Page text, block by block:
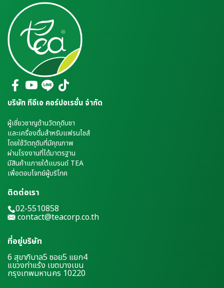
บริษัท ทีอีเอ คอร์ปอเรชั่น จำกัด
ผู้เชี่ยวชาญด้านวัตถุดิบชา
และเครื่องดื่มสำหรับแฟรนไชส์
โดยใช้วัตถุดิบที่มีคุณภาพ
ผ่านโรงงานที่ได้มาตรฐาน
มีสินค้าแภายใต้แบรนด์ TEA
เพื่อตอบโจทย์ผู้บริโภค
ติดต่อเรา
02-5510858
contact@teacorp.co.th
ที่อยู่บริษัท
6 สุขาภิบาล5 ซอย5 แยก4
แขวงท่าแร้ง เขตบางเขน
กรุงเทพมหานคร 10220